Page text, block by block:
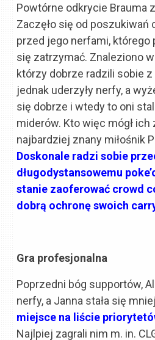
Powtórne odkrycie Brauma
Zaczęło się od poszukiwań
przed jego nerfami, którego
się zatrzymać. Znaleziono
którzy dobrze radzili sobie
jednak uderzyły nerfy, a
się dobrze i wtedy to oni
miderów. Kto więc mógł ich
najbardziej znany miłośnik
Doskonale radzi sobie
długodystansowemu
stanie zaoferować crowd
dobrą ochronę swoich
Gra profesjonalna
Poprzedni bóg supportów,
nerfy, a Janna stała się
miejsce na liście
Najlpiej zagrali nim m. in.